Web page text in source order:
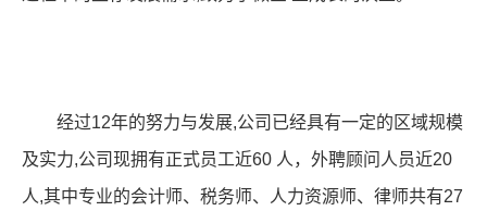
经过12年的努力与发展,公司已经具有一定的区域规模
及实力,公司现拥有正式员工近60 人，外聘顾问人员近20
人,其中专业的会计师、税务师、人力资源师、律师共有27